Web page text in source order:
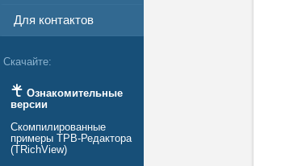
Для контактов
Скачайте:
Ознакомительные
версии
Скомпилированные
примеры ТРВ-Редактора
(TRichView)